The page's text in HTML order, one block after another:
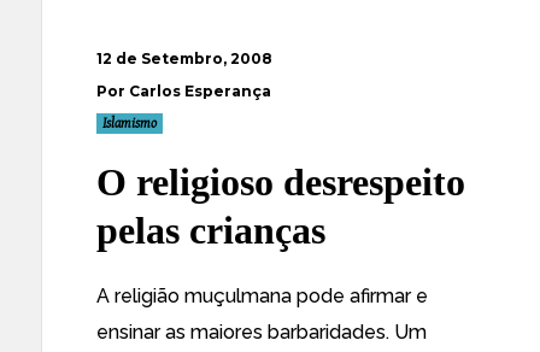
12 de Setembro, 2008
Por Carlos Esperança
Islamismo
O religioso desrespeito
pelas crianças
A religião muçulmana pode afirmar e
ensinar as maiores barbaridades. Um